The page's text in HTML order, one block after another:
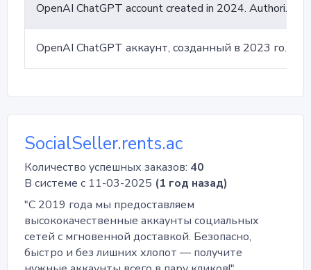
OpenAI ChatGPT account created in 2024. Authorization is done manually. Balance is from 0 to 5 dollars. The account is linked to an email and confirmed via SMS and email.
OpenAI ChatGPT аккаунт, созданный в 2023 году. Баланс составляет от 0 до 5 долларов. Аккаунт связан с электронной почтой и подтверждены через СМС и email.
SocialSeller.rents.ac
Количество успешных заказов: 40
В системе с 11-03-2025 (1 год назад)
"С 2019 года мы предоставляем
высококачественные аккаунты социальных
сетей с мгновенной доставкой. Безопасно,
быстро и без лишних хлопот — получите